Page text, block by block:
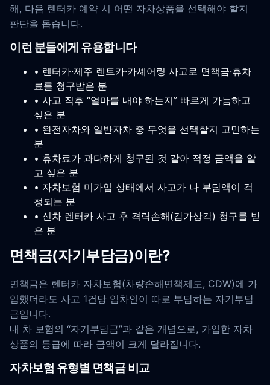
해, 다음 렌터카 예약 시 어떤 자차상품을 선택해야 할지
판단을 돕습니다.
이런 분들에게 유용합니다
• 렌터카·제주 렌트카·카셰어링 사고로 면책금·휴차
료를 청구받은 분
• 사고 직후 “얼마를 내야 하는지” 빠르게 가늠하고
싶은 분
• 완전자차와 일반자차 중 무엇을 선택할지 고민하는
분
• 휴차료가 과다하게 청구된 것 같아 적정 금액을 알
고 싶은 분
• 자차보험 미가입 상태에서 사고가 나 부담액이 걱
정되는 분
• 신차 렌터카 사고 후 격락손해(감가상각) 청구를 받
은 분
면책금(자기부담금)이란?
면책금은 렌터카 자차보험(차량손해면책제도, CDW)에 가
입했더라도 사고 1건당 임차인이 따로 부담하는 자기부담
금입니다.
내 차 보험의 “자기부담금”과 같은 개념으로, 가입한 자차
상품의 등급에 따라 금액이 크게 달라집니다.
자차보험 유형별 면책금 비교